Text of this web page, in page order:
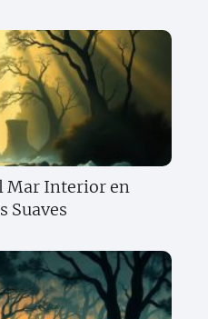
Mar Interior en
Suaves